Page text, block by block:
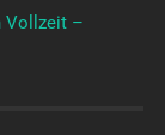
Vollzeit –